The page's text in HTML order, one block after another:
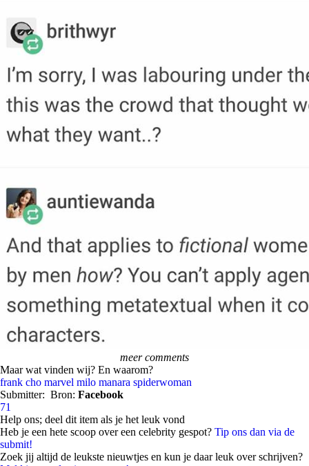
meer comments
Maar wat vinden wij? En waarom?
frank cho marvel milo manara spiderwoman
Submitter: Bron: Facebook
71
Help ons; deel dit item als je het leuk vond
Heb je een hete scoop over een celebrity gespot? Tip ons dan via de
submit!
Zoek jij altijd de leukste nieuwtjes en kun je daar leuk over schrijven?